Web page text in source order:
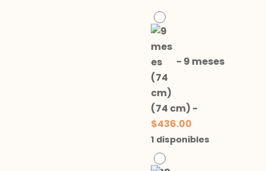
- 9 meses
(74 cm) -
$436.00
1 disponibles